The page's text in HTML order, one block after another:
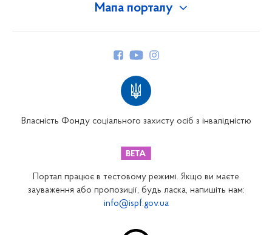
Мапа порталу
Закарпатське відділення
Запорізьке відділення
Власність Фонду соціального захисту осіб з інвалідністю
Портал працює в тестовому режимі. Якщо ви маєте
зауваження або пропозиції, будь ласка, напишіть нам:
info@ispf.gov.ua